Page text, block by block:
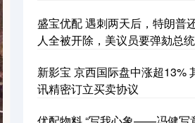
盛宝优配 遇刺两天后，特朗普
人全被开除，美议员要弹劾总统
新影宝 京西国际盘中涨超13%
讯精密订立买卖协议